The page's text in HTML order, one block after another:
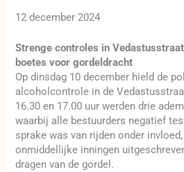
12 december 2024
Strenge controles in
boetes voor gordeldracht
Op dinsdag 10 december hield de
alcoholcontrole in de
16.30 en 17.00 uur werden drie
waarbij alle bestuurders negatief
sprake was van rijden onder
onmiddellijke inningen
dragen van de gordel.